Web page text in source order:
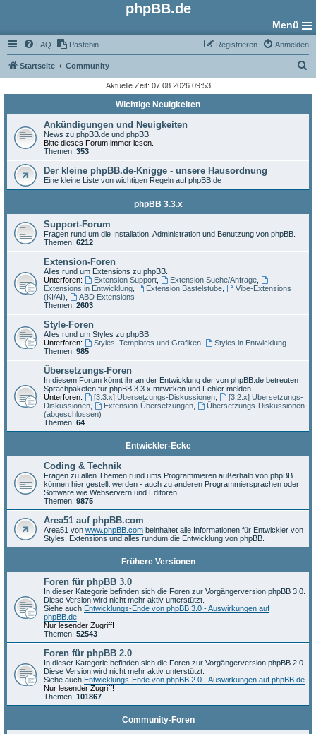
phpBB.de
Menü
FAQ Pastebin Anmelden
Registrieren
Startseite Community
h
Aktuelle Zeit: 07.08.2026 09:53
Wichtige Neuigkeiten
Ankündigungen und Neuigkeiten
News zu phpBB.de und phpBB
Bitte dieses Forum immer lesen.
Themen: 353
Der kleine phpBB.de-Knigge - unsere Hausordnung
Eine kleine Liste von wichtigen Regeln auf phpBB.de
phpBB 3.3.x
Support-Forum
Fragen rund um die Installation, Administration und Benutzung von phpBB.
Themen: 6212
Extension-Foren
Alles rund um Extensions zu phpBB.
Unterforen:
Extension Support, Extension Suche/Anfrage,
Extensions in Entwicklung
Extension Bastelstube,
Vibe-Extensions
(KI/AI)
ABD Extensions
Themen: 2603
Style-Foren
Alles rund um Styles zu phpBB.
Unterforen:
Styles, Templates und Grafiken,
Styles in Entwicklung
Themen: 985
Übersetzungs-Foren
In diesem Forum könnt ihr an der Entwicklung der von phpBB.de betreuten
Sprachpaketen für phpBB 3.3.x mitwirken und Fehler melden.
Unterforen:
[3.3.x] Übersetzungs-Diskussionen,
[3.2.x] Übersetzungs-
Diskussionen
Extension-Übersetzungen,
Übersetzungs-Diskussionen
(abgeschlossen)
Themen: 64
Entwickler-Ecke
Coding & Technik
Fragen zu allen Themen rund ums Programmieren außerhalb von phpBB
können hier gestellt werden - auch zu anderen Programmiersprachen oder
Software wie Webservern und Editoren.
Themen: 9875
Area51 auf phpBB.com
Area51 von www.phpBB.com beinhaltet alle Informationen für Entwickler von
Styles, Extensions und alles rundum die Entwicklung von phpBB.
Frühere Versionen
Foren für phpBB 3.0
In dieser Kategorie befinden sich die Foren zur Vorgängerversion phpBB 3.0.
Diese Version wird nicht mehr aktiv unterstützt.
Siehe auch Entwicklungs-Ende von phpBB 3.0 - Auswirkungen auf
phpBB.de
Nur lesender Zugriff!
Themen: 52543
Foren für phpBB 2.0
In dieser Kategorie befinden sich die Foren zur Vorgängerversion phpBB 2.0.
Diese Version wird nicht mehr aktiv unterstützt.
Siehe auch Entwicklungs-Ende von phpBB 2.0 - Auswirkungen auf phpBB.de
Nur lesender Zugriff!
Themen: 101867
Community-Foren